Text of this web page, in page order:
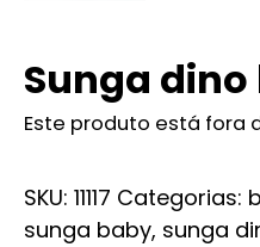
Sunga
Este produto está fora
SKU: 11117 Categorias:
sunga baby, sunga